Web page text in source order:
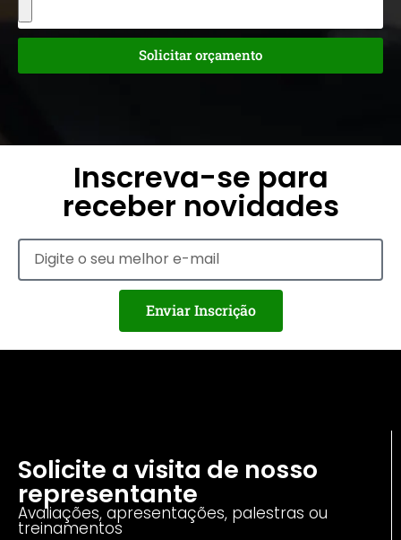
Solicitar orçamento
Inscreva-se para
receber novidades
Enviar Inscrição
Solicite a visita de nosso
representante
Avaliações, apresentações, palestras ou
treinamentos